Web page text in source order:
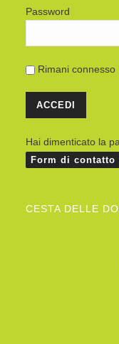
Password
Rimani connesso
Hai dimenticato la
Form di contatto
CESTA DELLE